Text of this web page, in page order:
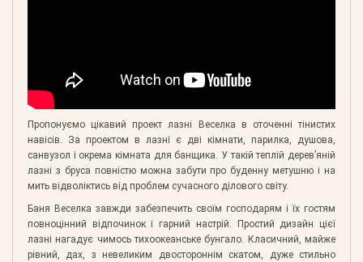
Пропонуємо цікавий проект лазні Веселка в оточенні тінистих
навісів. За проектом в лазні є дві кімнати, парилка, душова,
санвузол і окрема кімната для банщика. У такій теплій дерев’яній
лазні з бруса повністю можна забути про буденну метушню і на
мить відволіктись від проблем сучасного ділового світу.
Баня Веселка завжди забезпечить своїм господарям і їх гостям
повноцінний відпочинок і гарний настрій. Простий дизайн цієї
лазні нагадує чимось тихоокеанське бунгало. Класичний, майже
рівний, дах, з невеликим двостороннім скатом, дуже стильно